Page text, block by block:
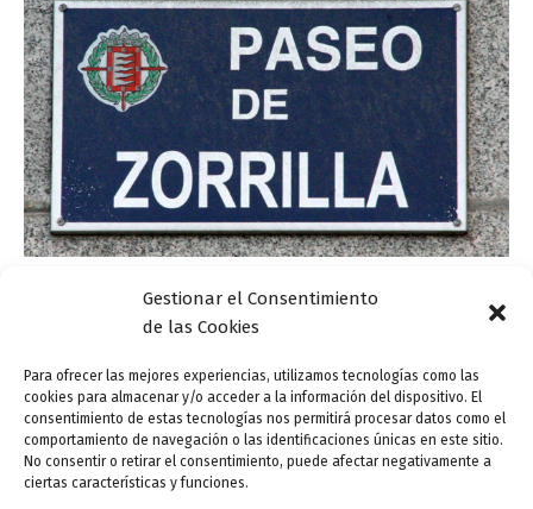
Gestionar el Consentimiento
de las Cookies
Para ofrecer las mejores experiencias, utilizamos tecnologías como las
cookies para almacenar y/o acceder a la información del dispositivo. El
consentimiento de estas tecnologías nos permitirá procesar datos como el
comportamiento de navegación o las identificaciones únicas en este sitio.
No consentir o retirar el consentimiento, puede afectar negativamente a
ciertas características y funciones.
¿Es obligatorio incluir “de” al nombrar una
calle?
ensutinta/17 julio, 2014
Hasta la publicación de la Nueva gramática de la
lengua española en 2009, era obligatorio el uso de la